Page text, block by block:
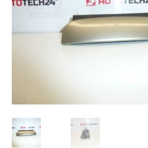
Моята сметка
Правила и условия